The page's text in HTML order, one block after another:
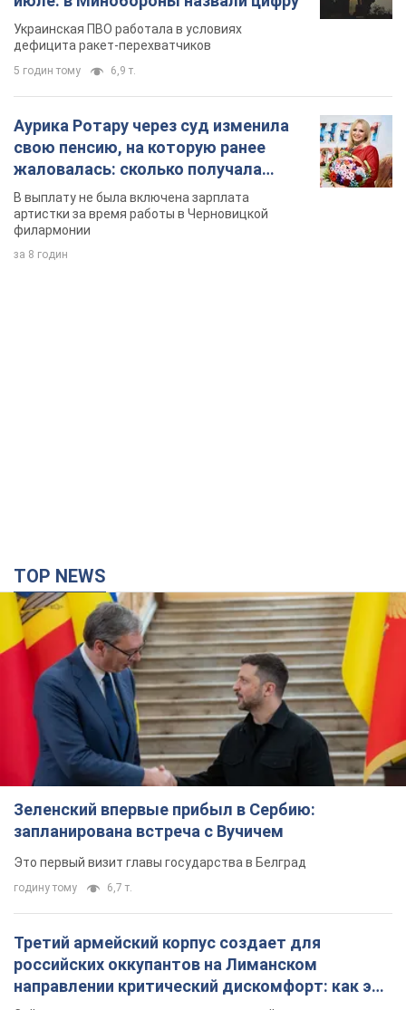
певица
артистки за время работы в Черновицкой
филармонии
за 8 годин
Зеленский впервые прибыл в Сербию:
запланирована встреча с Вучичем
Это первый визит главы государства в Белград
годину тому 6,7 т.
Третий армейский корпус создает для
российских оккупантов на Лиманском
направлении критический дискомфорт: как это
удалось
Сейчас это перерастает в кризис для всей группировки
4 години тому 49,1 т.
В оккупированной Ялте прогремели мощные
взрывы: поднимается черный дым. Фото и
видео
Город, вероятно, подвергся атаке дронов